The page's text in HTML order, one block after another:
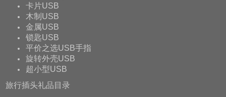
卡片USB
木制USB
金属USB
锁匙USB
平价之选USB手指
旋转外壳USB
超小型USB
旅行插头礼品目录